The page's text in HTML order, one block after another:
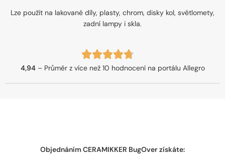
Lze použít na lakované díly, plasty, chrom, disky kol, světlomety,
zadní lampy i skla.
4,94– Průměr z více než 10 hodnocení na portálu Allegro
Objednáním CERAMIKKER BugOver získáte: